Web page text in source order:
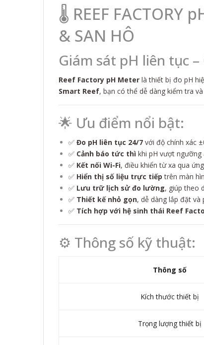
🌡️ REEF FACTORY
& SAN HÔ
Giám sát pH liên tục
Reef Factory pH Meter là thiết bị đo pH
Smart Reef, bạn có thể dễ dàng kiểm tra
🌟 Ưu điểm nổi bật:
✅ Đo pH liên tục 24/7 với độ chính xác
✅ Cảnh báo tức thì khi pH vượt ngưỡng
✅ Kết nối Wi-Fi, điều khiển từ xa qua
✅ Hiển thị số liệu trực tiếp trên màn
✅ Lưu trữ lịch sử đo lường, giúp theo
✅ Thiết kế nhỏ gọn, dễ dàng lắp đặt và
✅ Tích hợp với hệ sinh thái Reef
⚙️ Thông số kỹ thuật:
Thông số
Kích thước thiết bị
Trọng lượng thiết bị